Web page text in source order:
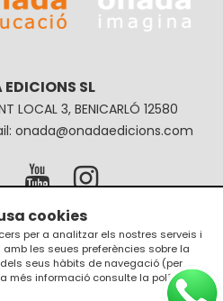
SL
LOCAL 3, BENICARLÓ 12580
onada@onadaedicions.com
de privacitat
Condicions de compra
cookies
per a analitzar els nostres serveis i
les seues preferències sobre la
seus hàbits de navegació (per
més informació consulte la política de